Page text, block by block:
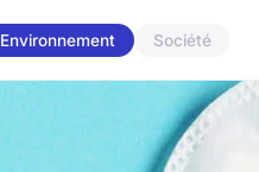
Environnement Société